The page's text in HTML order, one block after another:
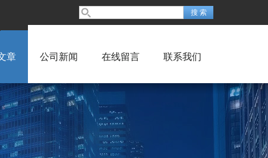
章 公司新闻 在线留言 联系我们